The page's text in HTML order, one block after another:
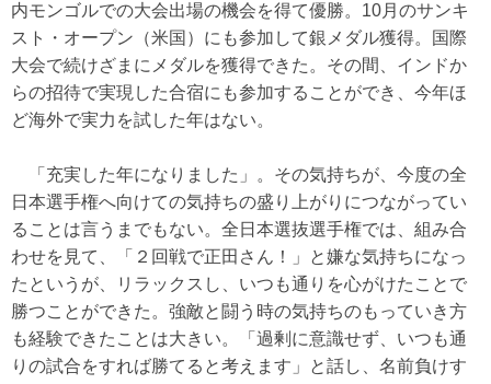
内モンゴルでの大会出場の機会を得て優勝。10月のサンキ
スト・オープン（米国）にも参加して銀メダル獲得。国際
大会で続けざまにメダルを獲得できた。その間、インドか
らの招待で実現した合宿にも参加することができ、今年ほ
ど海外で実力を試した年はない。
「充実した年になりました」。その気持ちが、今度の全
日本選手権へ向けての気持ちの盛り上がりにつながってい
ることは言うまでもない。全日本選抜選手権では、組み合
わせを見て、「２回戦で正田さん！」と嫌な気持ちになっ
たというが、リラックスし、いつも通りを心がけたことで
勝つことができた。強敵と闘う時の気持ちのもっていき方
も経験できたことは大きい。「過剰に意識せず、いつも通
りの試合をすれば勝てると考えます」と話し、名前負けす